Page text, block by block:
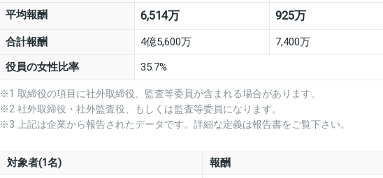
平均報酬 6,514万 925万
合計報酬 4億5,600万
7,400万
役員の女性比率
35.7%
※1 取締役の項目に社外取締役、監査等委員が含まれる場合があります。
※2 社外取締役・社外監査役、もしくは監査等委員になります。
※3 上記は企業から報告されたデータです。詳細な定義は報告書をご覧下さい。
対象者(1名)
報酬